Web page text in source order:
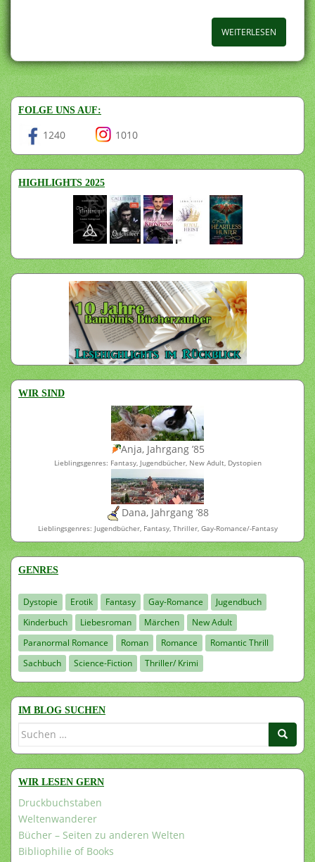
WEITERLESEN
FOLGE UNS AUF:
1240 1010
HIGHLIGHTS 2025
WIR SIND
Anja, Jahrgang ’85
Lieblingsgenres: Fantasy, Jugendbücher, New Adult, Dystopien
Dana, Jahrgang ’88
Lieblingsgenres: Jugendbücher, Fantasy, Thriller, Gay-Romance/-Fantasy
GENRES
Dystopie Erotik Fantasy Gay-Romance
Jugendbuch
Kinderbuch
Liebesroman Märchen
New Adult
Paranormal Romance
Roman Romance
Romantic Thrill
Sachbuch
Science-Fiction Thriller/ Krimi
IM BLOG SUCHEN
Suchen
WIR LESEN GERN
Druckbuchstaben
Weltenwanderer
Bücher – Seiten zu anderen Welten
Bibliophilie of Books